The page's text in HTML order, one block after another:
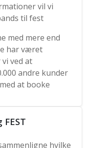
vil vi
til fest
med mere end
har været
ved at
andre kunder
at booke
hvilke